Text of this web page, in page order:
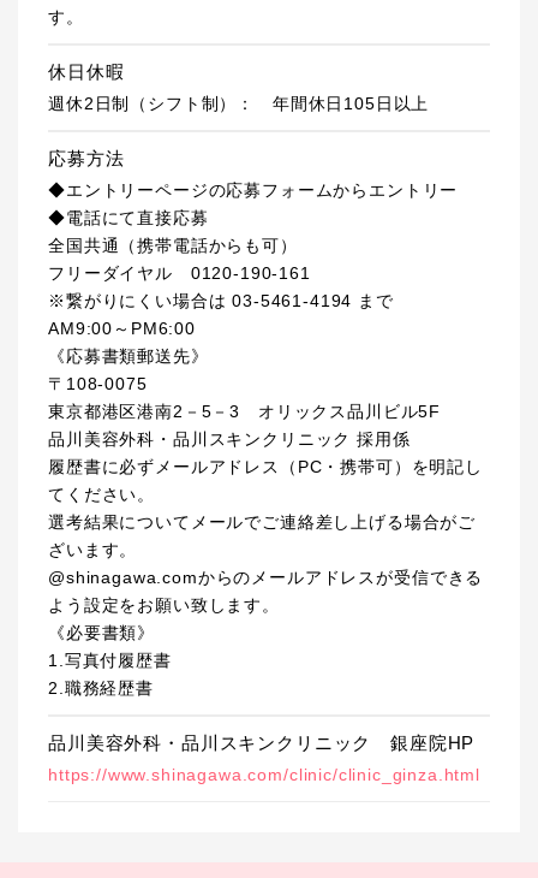
す。
休日休暇
週休2日制（シフト制）： 年間休日105日以上
応募方法
◆エントリーページの応募フォームからエントリー
◆電話にて直接応募
全国共通（携帯電話からも可）
フリーダイヤル 0120-190-161
※繋がりにくい場合は 03-5461-4194 まで
AM9:00～PM6:00
《応募書類郵送先》
〒108-0075
東京都港区港南2－5－3 オリックス品川ビル5F
品川美容外科・品川スキンクリニック 採用係
履歴書に必ずメールアドレス（PC・携帯可）を明記し
てください。
選考結果についてメールでご連絡差し上げる場合がご
ざいます。
@shinagawa.comからのメールアドレスが受信できる
よう設定をお願い致します。
《必要書類》
1.写真付履歴書
2.職務経歴書
品川美容外科・品川スキンクリニック 銀座院HP
https://www.shinagawa.com/clinic/clinic_ginza.html